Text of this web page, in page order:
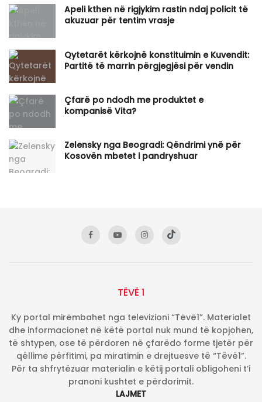
Apeli kthen në rigjykim rastin ndaj policit të
akuzuar për tentim vrasje
Qytetarët kërkojnë konstituimin e Kuvendit:
Partitë të marrin përgjegjësi për vendin
Çfarë po ndodh me produktet e
kompanisë Vita?
Zelensky nga Beogradi: Qëndrimi ynë për
Kosovën mbetet i pandryshuar
TËVË 1
Ky portal mirëmbahet nga televizioni “Tëvë1”. Materialet
dhe informacionet në këtë portal nuk mund të kopjohen,
të shtypen, ose të përdoren në çfarëdo forme tjetër për
qëllime përfitimi, pa miratimin e drejtuesve të “Tëvë1”.
Për ta shfrytëzuar materialin e këtij portali obligoheni t’i
pranoni kushtet e përdorimit.
LAJMET